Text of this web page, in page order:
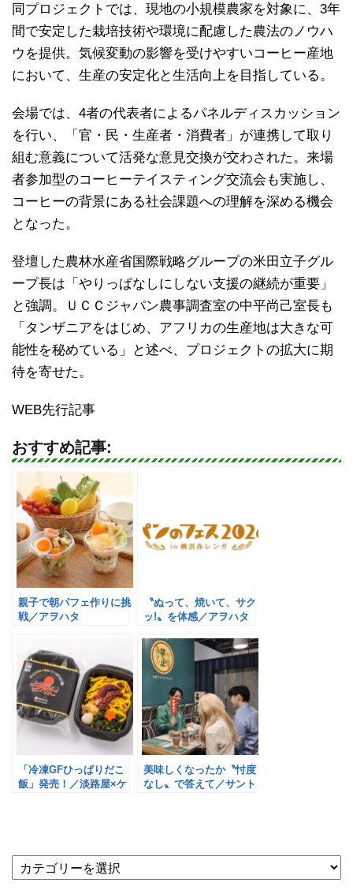
同プロジェクトでは、現地の小規模農家を対象に、3年
間で安定した栽培技術や環境に配慮した農法のノウハ
ウを提供。気候変動の影響を受けやすいコーヒー産地
において、生産の安定化と生活向上を目指している。
会場では、4者の代表者によるパネルディスカッション
を行い、「官・民・生産者・消費者」が連携して取り
組む意義について活発な意見交換が交わされた。来場
者参加型のコーヒーテイスティング交流会も実施し、
コーヒーの背景にある社会課題への理解を深める機会
となった。
登壇した農林水産省国際戦略グループの米田立子グル
ープ長は「やりっぱなしにしない支援の継続が重要」
と強調。ＵＣＣジャパン農事調査室の中平尚己室長も
「タンザニアをはじめ、アフリカの生産地は大きな可
能性を秘めている」と述べ、プロジェクトの拡大に期
待を寄せた。
WEB先行記事
おすすめ記事:
親子で朝パフェ作りに挑
戦／アヲハタ
〝ぬって、焼いて、サク
ッ!〟を体感／アヲハタ
「冷凍GFひっぱりだこ
飯」発売！／淡路屋×ケ
美味しくなったか〝忖度
なし〟で答えて／サント